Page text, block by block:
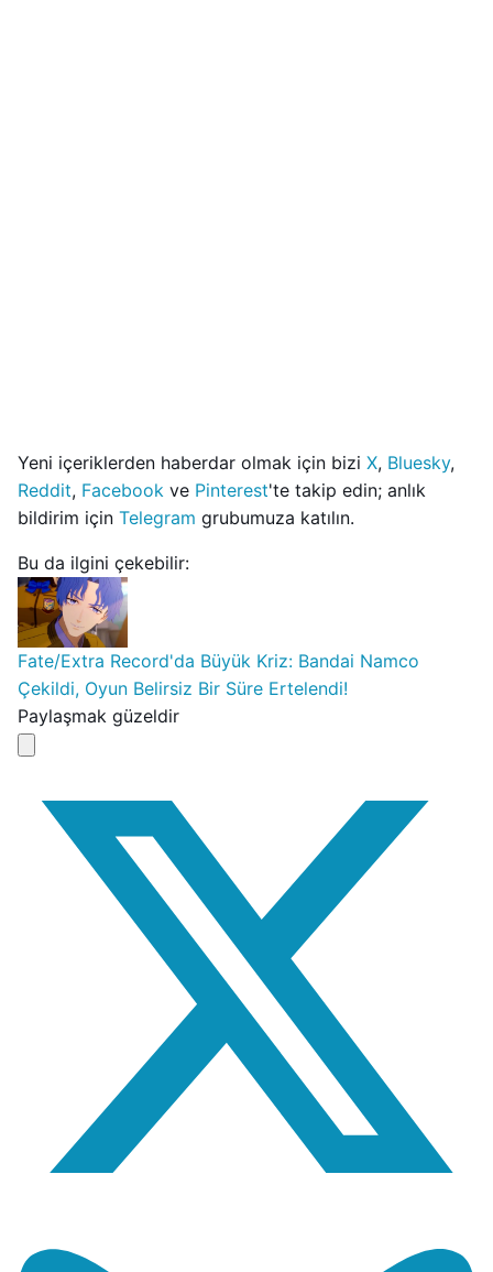
Yeni içeriklerden haberdar olmak için bizi X, Bluesky,
Reddit, Facebook ve Pinterest'te takip edin; anlık
bildirim için Telegram grubumuza katılın.
Bu da ilgini çekebilir:
Fate/Extra Record'da Büyük Kriz: Bandai Namco
Çekildi, Oyun Belirsiz Bir Süre Ertelendi!
Paylaşmak güzeldir